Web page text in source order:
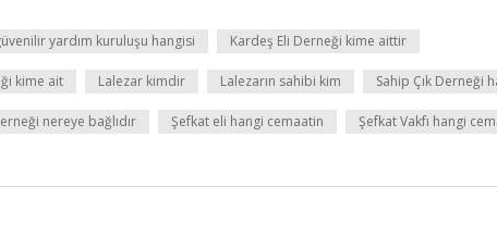
yardım kuruluşu hangisi Kardeş Eli Derneği kime aittir
kime ait Lalezar kimdir Lalezarın sahibi kim Sahip Çık Derneği
nereye bağlıdır Şefkat eli hangi cemaatin Şefkat Vakfı hangi